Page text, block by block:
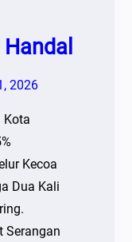
2026
Kota
Kecoa
Dua Kali
Serangan